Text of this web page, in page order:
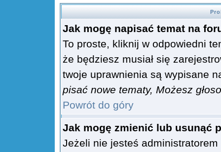
Jak mogę napisać temat na
To proste, kliknij w odpowiedni
że będziesz musiał się
twoje uprawnienia są wypisane
pisać nowe tematy, Możesz
Powrót do góry
Jak mogę zmienić lub usunąć
Jeżeli nie jesteś